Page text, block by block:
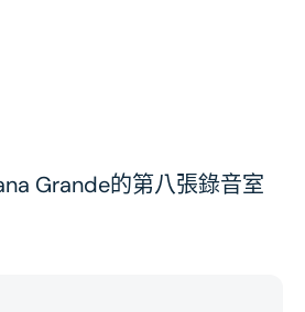
Grande的第八張錄音室